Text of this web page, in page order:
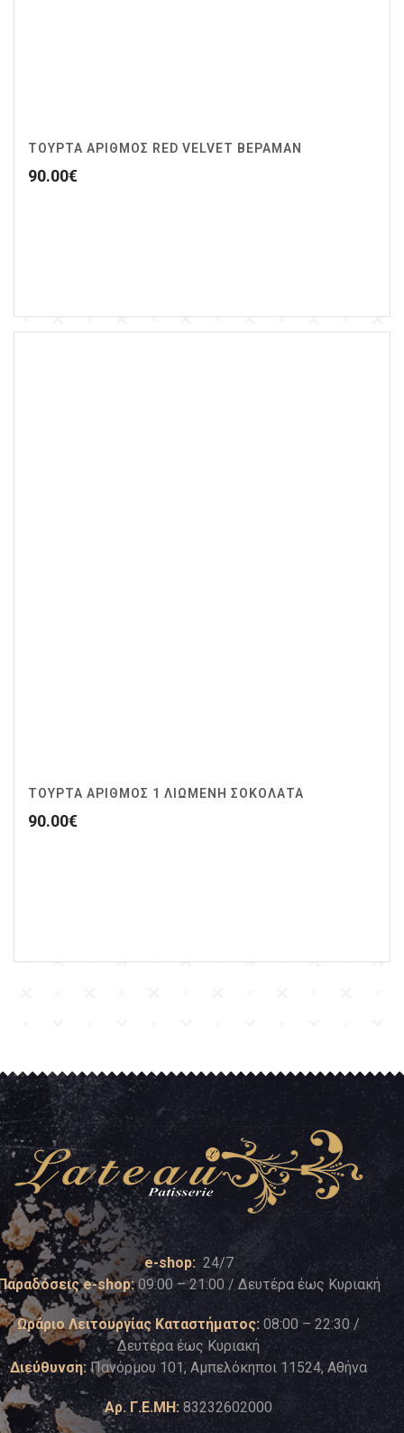
ΤΟΥΡΤΑ ΑΡΙΘΜΟΣ RED VELVET ΒΕΡΑΜΑΝ
90.00€
ΤΟΥΡΤΑ ΑΡΙΘΜΟΣ 1 ΛΙΩΜΕΝΗ ΣΟΚΟΛΑΤΑ
90.00€
e-shop: 24/7
e-shop:09:00 – 21:00 / Δευτέρα έως Κυριακή
Ωράριο Λειτουργίας Καταστήματος: 08:00 – 22:30 /
Δευτέρα έως Κυριακή
Διεύθυνση: Πανόρμου 101, Αμπελόκηποι 11524, Αθήνα
Αρ. Γ.Ε.ΜΗ: 83232602000